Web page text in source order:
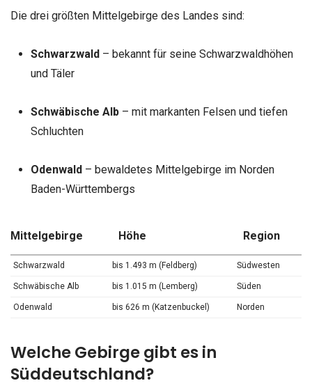
Die drei größten Mittelgebirge des Landes sind:
Schwarzwald– bekannt für seine Schwarzwaldhöhen
und Täler
Schwäbische Alb– mit markanten Felsen und tiefen
Schluchten
Odenwald– bewaldetes Mittelgebirge im Norden
Baden-Württembergs
Mittelgebirge Höhe Region
Schwarzwald bis 1.493 m (Feldberg) Südwesten
Schwäbische Alb bis 1.015 m (Lemberg) Süden
Odenwald bis 626 m (Katzenbuckel) Norden
Welche Gebirge gibt es in
Süddeutschland?